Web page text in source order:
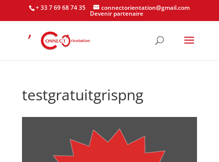
+ 33 7 69 68 74 35 connectorientation@gmail.com
Devenir partenaire
testgratuitgrispng